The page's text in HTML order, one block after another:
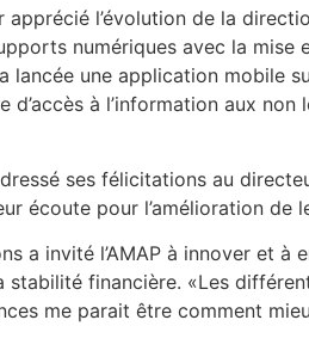
l’évolution de la
numériques avec la mise
lancée une application mobile
à l’information aux
ses félicitations au
écoute pour l’amélioration de
a invité l’AMAP à innover et à
financière. «Les
me parait être comment